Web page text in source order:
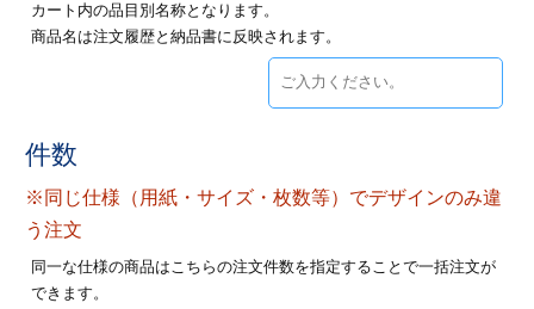
刷
印刷
フォルダー
刷
名刺印刷
印刷
・・休業日
カート内の品目別名称となります。
商品名は注文履歴と納品書に反映されます。
件数
※同じ仕様（用紙・サイズ・枚数等）でデザインのみ違
う注文
同一な仕様の商品はこちらの注文件数を指定することで一括注文が
できます。